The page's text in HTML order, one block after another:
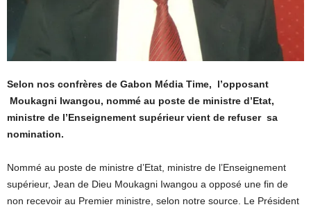
Selon nos confrères de Gabon Média Time, l’opposant
Moukagni Iwangou, nommé au poste de ministre d’Etat,
ministre de l’Enseignement supérieur vient de refuser sa
nomination.
Nommé au poste de ministre d’Etat, ministre de l’Enseignement
supérieur, Jean de Dieu Moukagni Iwangou a opposé une fin de
non recevoir au Premier ministre, selon notre source. Le Président